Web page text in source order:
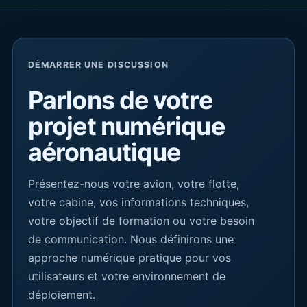
DÉMARRER UNE DISCUSSION
Parlons de votre
projet numérique
aéronautique
Présentez-nous votre avion, votre flotte,
votre cabine, vos informations techniques,
votre objectif de formation ou votre besoin
de communication. Nous définirons une
approche numérique pratique pour vos
utilisateurs et votre environnement de
déploiement.